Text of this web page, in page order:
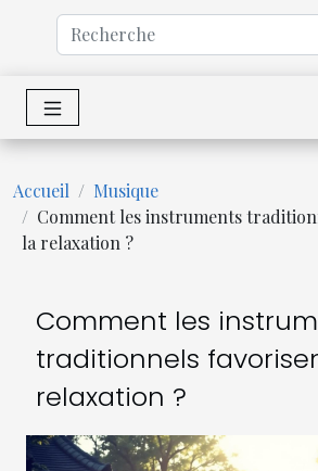
Accueil
Musique
Comment les instruments
la relaxation ?
Comment les
traditionnels
relaxation ?